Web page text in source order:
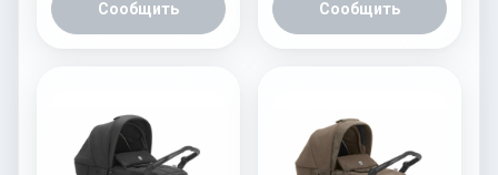
Сообщить Сообщить